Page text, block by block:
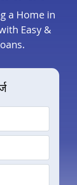
a Home in
Easy &